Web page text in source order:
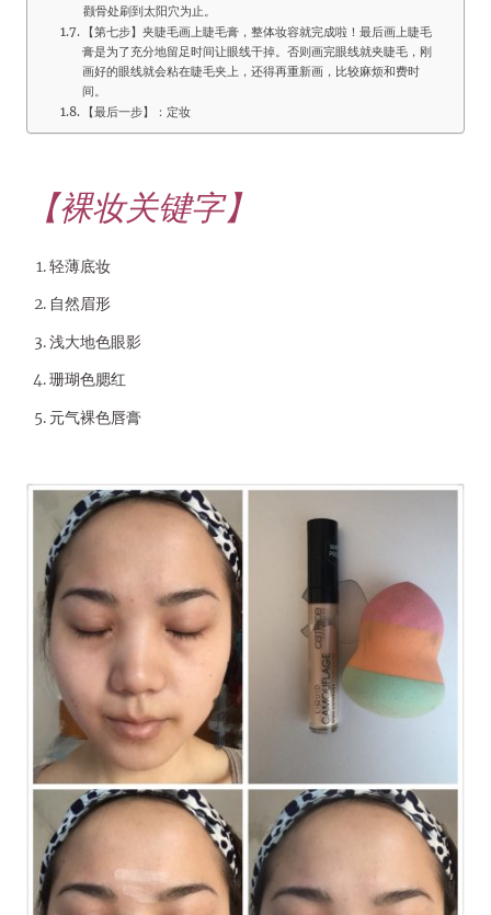
颧骨处刷到太阳穴为止。
【第七步】夹睫毛画上睫毛膏，整体妆容就完成啦！最后画上睫毛
膏是为了充分地留足时间让眼线干掉。否则画完眼线就夹睫毛，刚
画好的眼线就会粘在睫毛夹上，还得再重新画，比较麻烦和费时
间。
【最后一步】：定妆
【裸妆关键字】
轻薄底妆
自然眉形
浅大地色眼影
珊瑚色腮红
元气裸色唇膏